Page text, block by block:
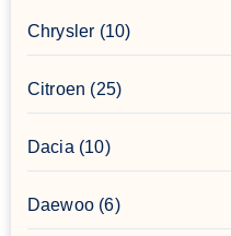
Chrysler (10)
Citroen (25)
Dacia (10)
Daewoo(6)